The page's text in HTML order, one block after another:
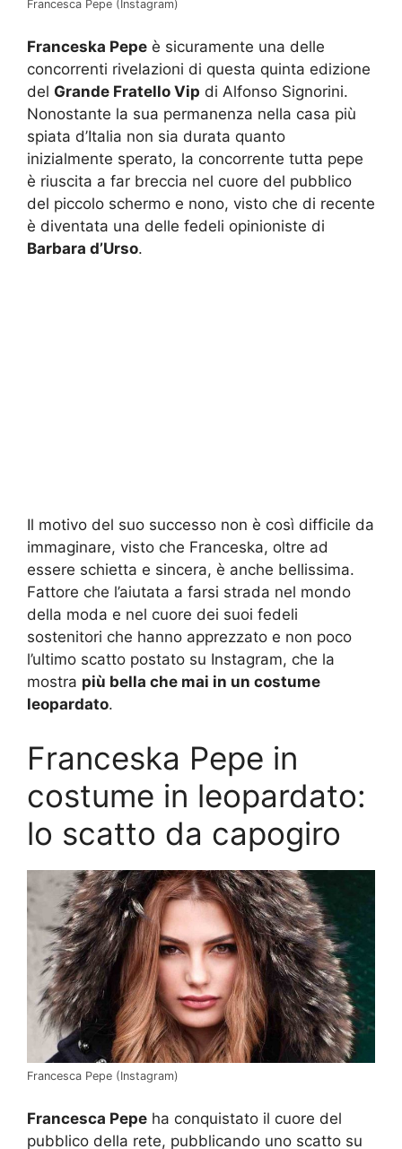
Francesca Pepe (Instagram)
Franceska Pepe è sicuramente una delle
concorrenti rivelazioni di questa quinta edizione
del Grande Fratello Vip di Alfonso Signorini.
Nonostante la sua permanenza nella casa più
spiata d’Italia non sia durata quanto
inizialmente sperato, la concorrente tutta pepe
è riuscita a far breccia nel cuore del pubblico
del piccolo schermo e nono, visto che di recente
è diventata una delle fedeli opinioniste di
Barbara d’Urso.
Il motivo del suo successo non è così difficile da
immaginare, visto che Franceska, oltre ad
essere schietta e sincera, è anche bellissima.
Fattore che l’aiutata a farsi strada nel mondo
della moda e nel cuore dei suoi fedeli
sostenitori che hanno apprezzato e non poco
l’ultimo scatto postato su Instagram, che la
mostra più bella che mai in un costume
leopardato.
Franceska Pepe in
costume in leopardato:
lo scatto da capogiro
Francesca Pepe (Instagram)
Francesca Pepe ha conquistato il cuore del
pubblico della rete, pubblicando uno scatto su